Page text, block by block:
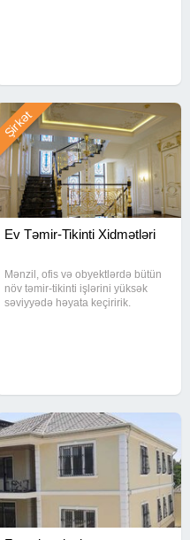
Ev Təmir-Tikinti Xidmətləri
Mənzil, ofis və obyektlərdə bütün
növ təmir-tikinti işlərini yüksək
səviyyədə həyata keçiririk.
Şirkət